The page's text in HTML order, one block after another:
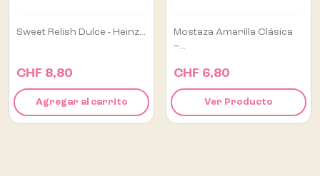
Sweet Relish Dulce - Heinz...
CHF 8,80
Agregar al carrito
Mostaza Amarilla Clásica
–...
CHF 6,80
Ver Producto